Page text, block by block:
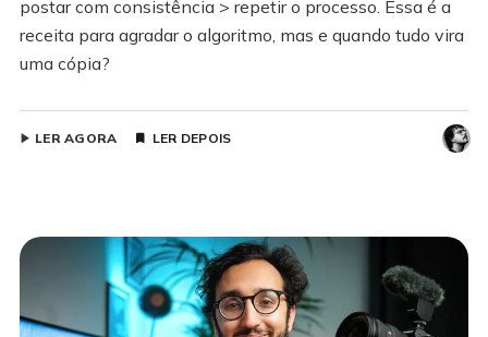
postar com consistência > repetir o processo. Essa é a
receita para agradar o algoritmo, mas e quando tudo vira
uma cópia?
LER AGORA LER DEPOIS